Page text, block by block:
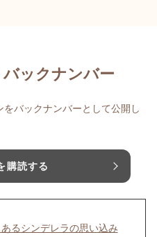
ックナンバー
バックナンバーとして公開し
購読する
るシンデレラの思い込み